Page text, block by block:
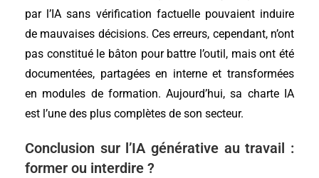
par l’IA sans vérification factuelle pouvaient induire
de mauvaises décisions. Ces erreurs, cependant, n’ont
pas constitué le bâton pour battre l’outil, mais ont été
documentées, partagées en interne et transformées
en modules de formation. Aujourd’hui, sa charte IA
est l’une des plus complètes de son secteur.
Conclusion sur l’IA générative au travail :
former ou interdire ?